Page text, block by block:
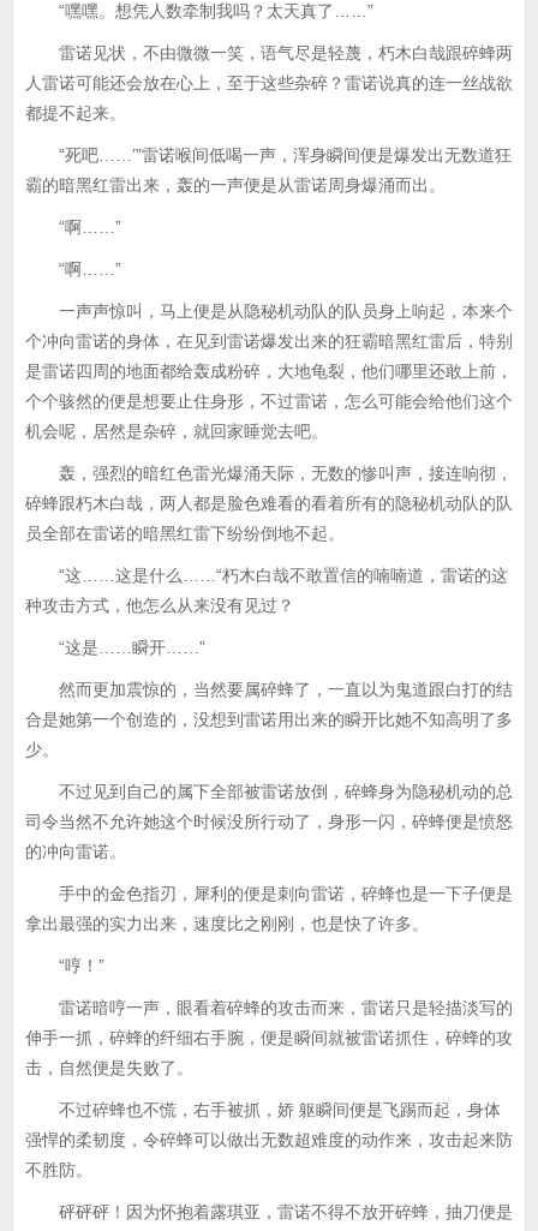
“嘿嘿。想凭人数牵制我吗？太天真了……”
雷诺见状，不由微微一笑，语气尽是轻蔑，朽木白哉跟碎蜂两
人雷诺可能还会放在心上，至于这些杂碎？雷诺说真的连一丝战欲
都提不起来。
“死吧……’”雷诺喉间低喝一声，浑身瞬间便是爆发出无数道狂
霸的暗黑红雷出来，轰的一声便是从雷诺周身爆涌而出。
“啊……”
“啊……”
一声声惊叫，马上便是从隐秘机动队的队员身上响起，本来个
个冲向雷诺的身体，在见到雷诺爆发出来的狂霸暗黑红雷后，特别
是雷诺四周的地面都给轰成粉碎，大地龟裂，他们哪里还敢上前，
个个骇然的便是想要止住身形，不过雷诺，怎么可能会给他们这个
机会呢，居然是杂碎，就回家睡觉去吧。
轰，强烈的暗红色雷光爆涌天际，无数的惨叫声，接连响彻，
碎蜂跟朽木白哉，两人都是脸色难看的看着所有的隐秘机动队的队
员全部在雷诺的暗黑红雷下纷纷倒地不起。
“这……这是什么……“朽木白哉不敢置信的喃喃道，雷诺的这
种攻击方式，他怎么从来没有见过？
“这是……瞬开……”
然而更加震惊的，当然要属碎蜂了，一直以为鬼道跟白打的结
合是她第一个创造的，没想到雷诺用出来的瞬开比她不知高明了多
少。
不过见到自己的属下全部被雷诺放倒，碎蜂身为隐秘机动的总
司令当然不允许她这个时候没所行动了，身形一闪，碎蜂便是愤怒
的冲向雷诺。
手中的金色指刃，犀利的便是刺向雷诺，碎蜂也是一下子便是
拿出最强的实力出来，速度比之刚刚，也是快了许多。
“哼！”
雷诺暗哼一声，眼看着碎蜂的攻击而来，雷诺只是轻描淡写的
伸手一抓，碎蜂的纤细右手腕，便是瞬间就被雷诺抓住，碎蜂的攻
击，自然便是失败了。
不过碎蜂也不慌，右手被抓，娇 躯瞬间便是飞踢而起，身体
强悍的柔韧度，令碎蜂可以做出无数超难度的动作来，攻击起来防
不胜防。
砰砰砰！因为怀抱着露琪亚，雷诺不得不放开碎蜂，抽刀便是